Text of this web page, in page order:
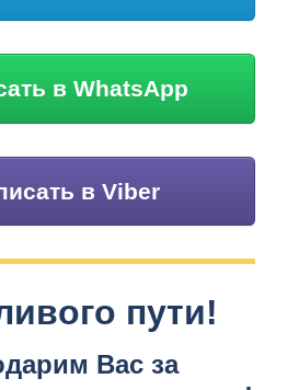
в WhatsApp
в Viber
пути!
Вас за